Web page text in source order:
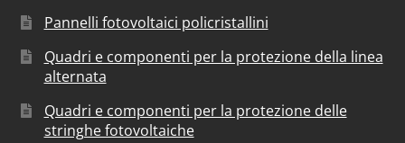
Pannelli fotovoltaici policristallini
Quadri e componenti per la protezione della linea
alternata
Quadri e componenti per la protezione delle
stringhe fotovoltaiche